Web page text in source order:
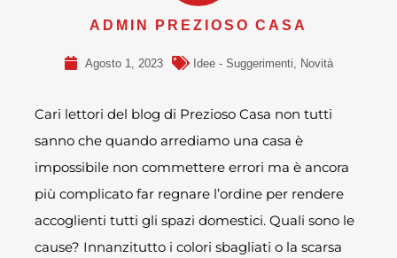
ADMIN PREZIOSO CASA
Agosto 1, 2023 Idee - Suggerimenti Novità
Cari lettori del blog di Prezioso Casa non tutti
sanno che quando arrediamo una casa è
impossibile non commettere errori ma è ancora
più complicato far regnare l’ordine per rendere
accoglienti tutti gli spazi domestici. Quali sono le
cause? Innanzitutto i colori sbagliati o la scarsa